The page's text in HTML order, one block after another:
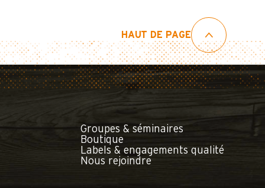
HAUT DE PAGE
Groupes & séminaires
Boutique
Labels & engagements qualité
Nous rejoindre